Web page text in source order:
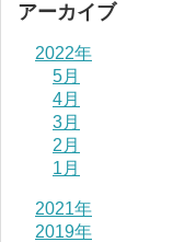
アーカイブ
2022年
5月
4月
3月
2月
1月
2021年
2019年